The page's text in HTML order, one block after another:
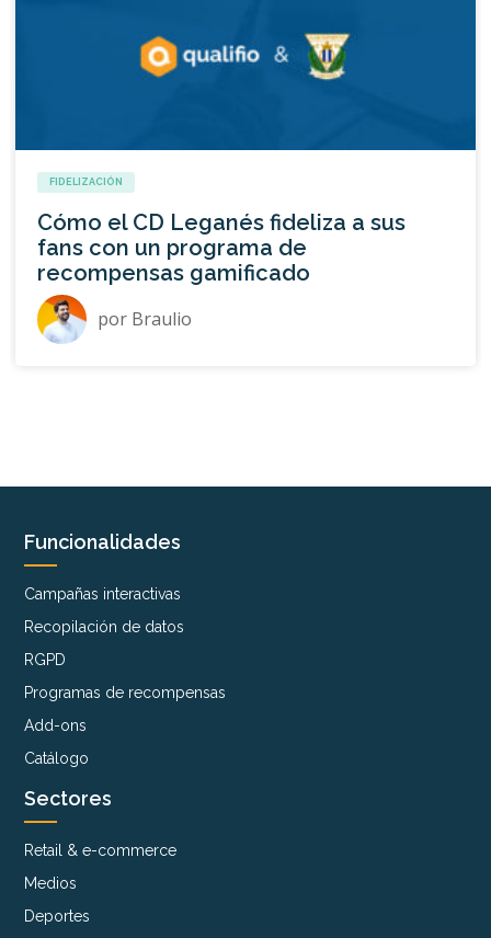
FIDELIZACIÓN
Cómo el CD Leganés fideliza a sus
fans con un programa de
recompensas gamificado
por Braulio
Funcionalidades
Campañas interactivas
Recopilación de datos
RGPD
Programas de recompensas
Add-ons
Catálogo
Sectores
Retail & e-commerce
Medios
Deportes